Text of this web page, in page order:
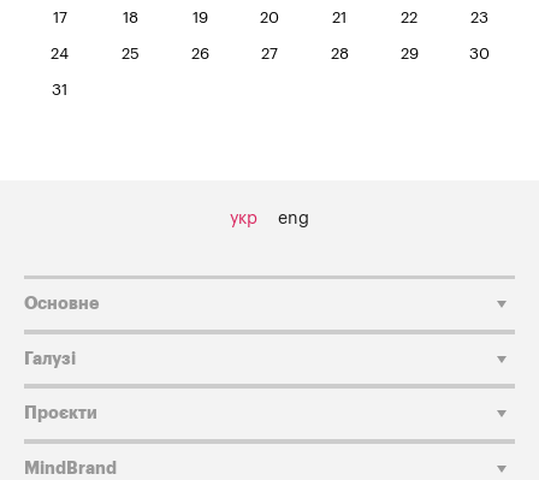
17 18 19 20 21 22 23
24 25 26 27 28 29 30
31
укр eng
Основне
Галузі
Проєкти
MindBrand